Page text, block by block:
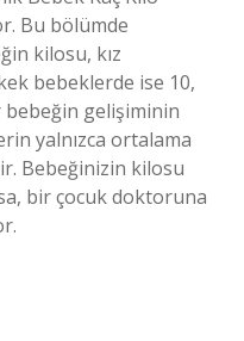
Bu bölümde
kilosu, kız
bebeklerde ise 10,
gelişiminin
yalnızca ortalama
Bebeğinizin kilosu
bir çocuk doktoruna